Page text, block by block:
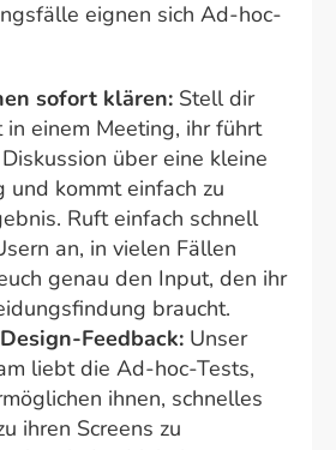
eignen sich Ad-hoc-
sofort klären: Stell dir
in einem Meeting, ihr führt
über eine kleine
und kommt einfach zu
Ruft einfach schnell
an, in vielen Fällen
genau den Input, den ihr
braucht.
Feedback: Unser
liebt die Ad-hoc-Tests,
ihnen, schnelles
ihren Screens zu